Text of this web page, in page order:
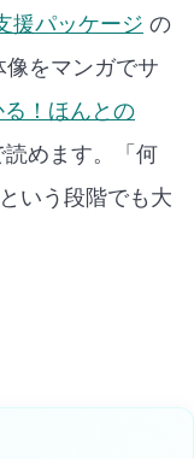
援パッケージ の
像をマンガでサ
！ほんとの
めます。
「何
いう段階でも大